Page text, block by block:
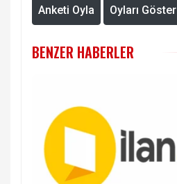
Anketi Oyla Oyları Göster
BENZER HABERLER